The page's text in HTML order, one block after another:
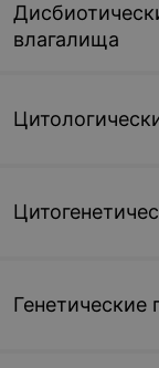
влагалища
Генетические